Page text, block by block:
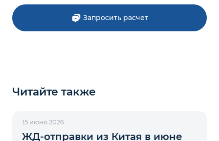
Запросить расчет
Читайте также
15 июня 2026
ЖД-отправки из Китая в июне